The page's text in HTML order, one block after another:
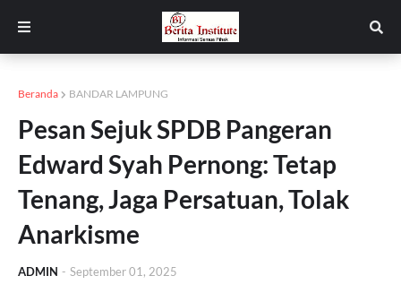
Beranda BANDAR LAMPUNG
Pesan Sejuk SPDB Pangeran
Edward Syah Pernong: Tetap
Tenang, Jaga Persatuan, Tolak
Anarkisme
ADMIN - September 01, 2025